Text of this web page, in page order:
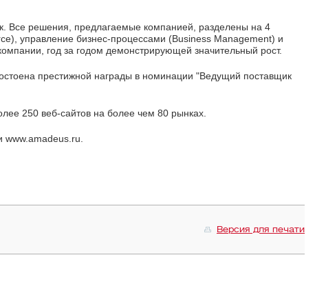
Все решения, предлагаемые компанией, разделены на 4
управление бизнес-процессами (Business Management) и
год за годом демонстрирующей значительный рост.
престижной награды в номинации "Ведущий поставщик
250 веб-сайтов на более чем 80 рынках.
www.amadeus.ru.
Версия для печати